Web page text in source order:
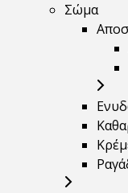
Σώμα